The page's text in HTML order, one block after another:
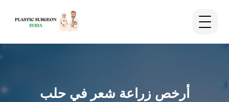
أرخص زراعة شعر في حلب